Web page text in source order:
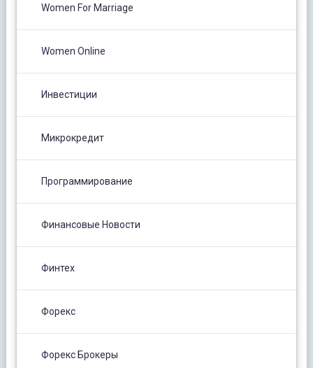
Women For Marriage
Women Online
Инвестиции
Микрокредит
Программирование
Финансовые Новости
Финтех
Форекс
Форекс Брокеры